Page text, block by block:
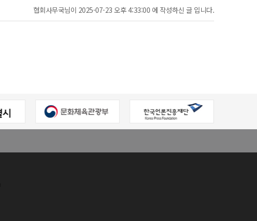
협회사무국님이 2025-07-23 오후 4:33:00 에 작성하신 글 입니다.